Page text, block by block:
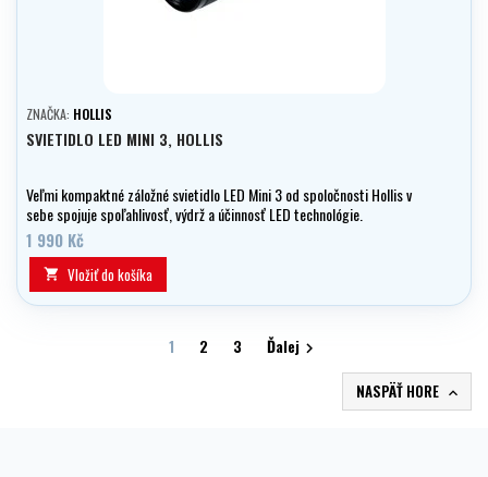
ZNAČKA: HOLLIS
SVIETIDLO LED MINI 3, HOLLIS
Veľmi kompaktné záložné svietidlo LED Mini 3 od spoločnosti Hollis v
sebe spojuje spoľahlivosť, výdrž a účinnosť LED technológie.
1 990 Kč
 Vložiť do košíka
1 2 3 Ďalej 
NASPÄŤ HORE 